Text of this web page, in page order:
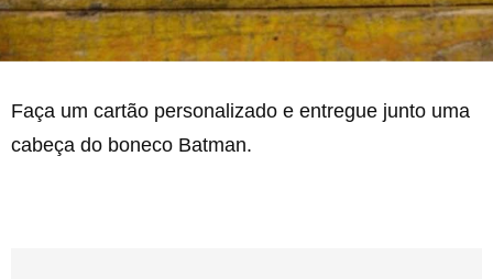
Faça um cartão personalizado e entregue junto uma
cabeça do boneco Batman.